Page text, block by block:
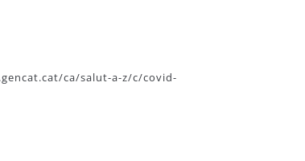
ca/salut-a-z/c/covid-